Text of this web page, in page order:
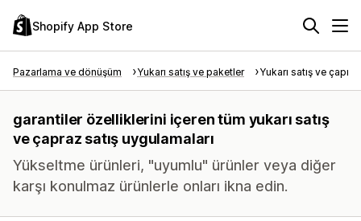
Shopify App Store
Pazarlama ve dönüşüm Yukarı satış ve paketler Yukarı satış ve
garantiler özelliklerini içeren tüm yukarı satış
ve çapraz satış uygulamaları
Yükseltme ürünleri, "uyumlu" ürünler veya diğer
karşı konulmaz ürünlerle onları ikna edin.